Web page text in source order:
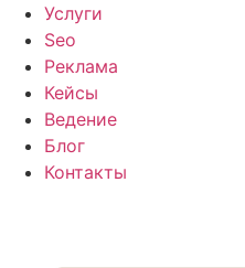
Услуги
Seo
Реклама
Кейсы
Ведение
Блог
Контакты